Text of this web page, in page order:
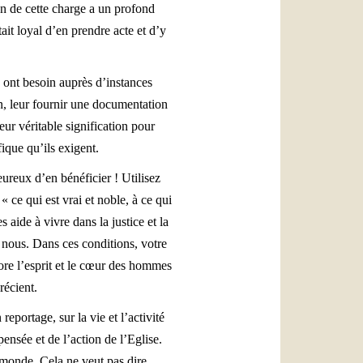
de cette charge a un profond
loyal d’en prendre acte et d’y
besoin auprès d’instances
leur fournir une documentation
véritable signification pour
qu’ils exigent.
d’en bénéficier ! Utilisez
ce qui est vrai et noble, à ce qui
aide à vivre dans la justice et la
Dans ces conditions, votre
l’esprit et le cœur des hommes
sur la vie et l’activité
et de l’action de l’Eglise.